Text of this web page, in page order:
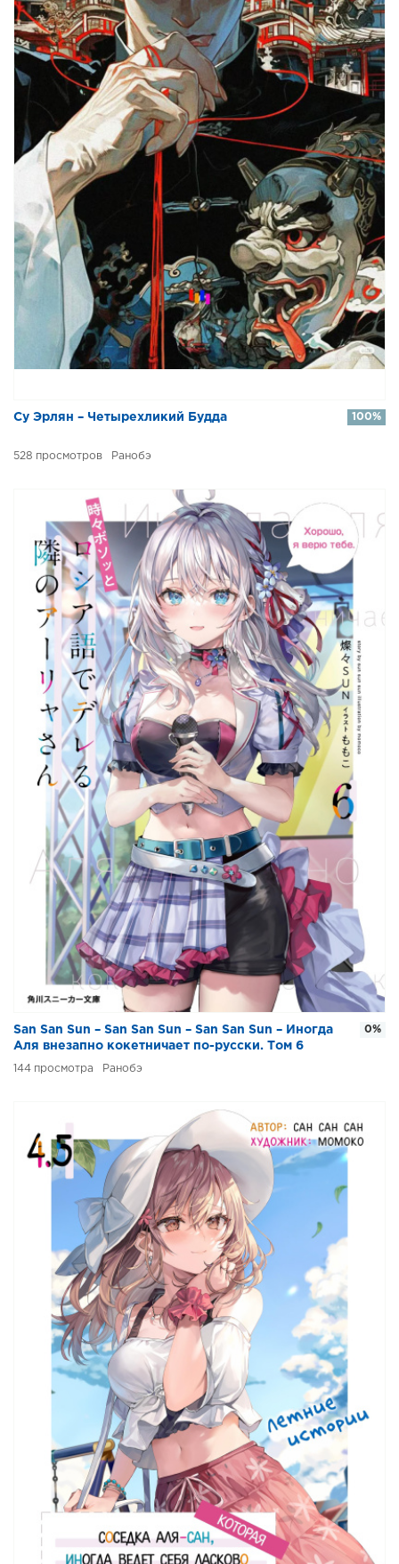
Су Эрлян – Четырехликий Будда
528 Ранобэ
100%
San San Sun – San San Sun – San San Sun – Иногда
Аля внезапно кокетничает по-русски. Том 6
144 Ранобэ
0%